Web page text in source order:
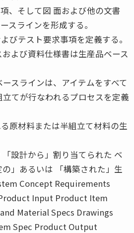
、そして図 面および他の文書
スラインを形成する。
びテスト要求事項を定義する。
および資料仕様書は生産品ベース
スラインは、アイテムをすべて
てが行なわれるプロセスを定義
原材料または半組立て材料の生
設計から」割り当てられた ベ
」あるいは 「構築された」生
Concept Requirements
Input Product Item
Material Specs Drawings
Spec Product Output